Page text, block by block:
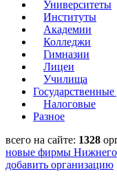
Университеты
Институты
Академии
Колледжи
Гимназии
Лицеи
Училища
Налоговые
Разное
всего на сайте: 1328
новые фирмы Нижнего
добавить организацию